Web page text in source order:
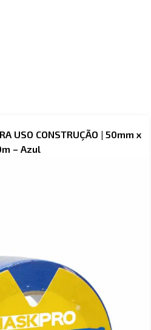
USO CONSTRUÇÃO | 50mm x
– Azul